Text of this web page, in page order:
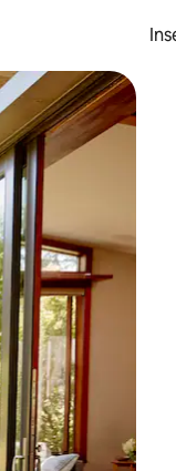
durch Berühren oder